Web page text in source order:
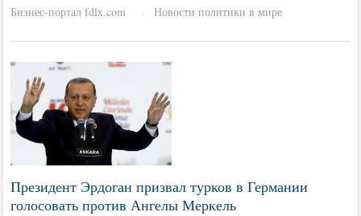
Бизнес-портал fdlx.com · Новости политики в мире
Президент Эрдоган призвал турков в Германии
голосовать против Ангелы Меркель